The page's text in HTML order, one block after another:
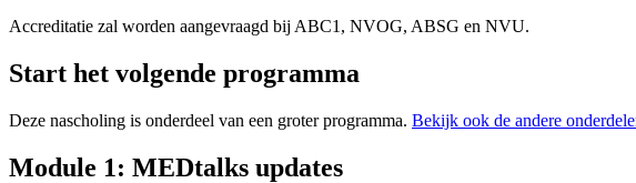
Accreditatie zal worden aangevraagd bij ABC1, NVOG, ABSG en NVU.
Start het volgende programma
Deze nascholing is onderdeel van een groter programma. Bekijk ook de andere
Module 1: MEDtalks updates